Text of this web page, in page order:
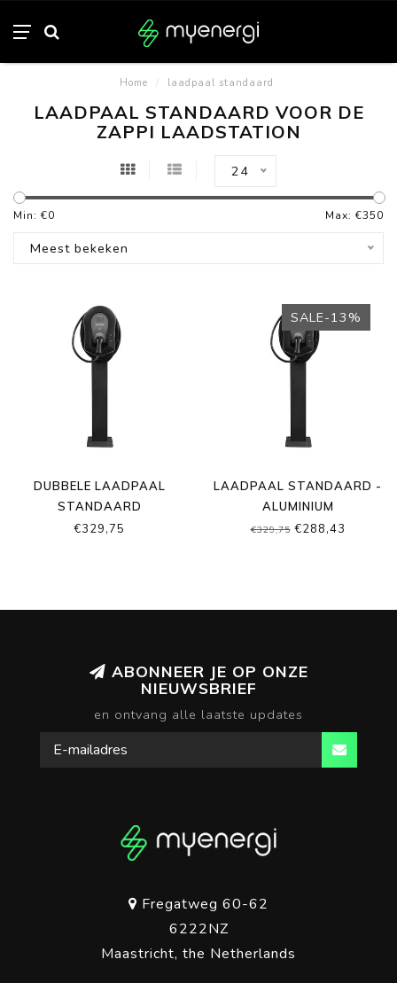
Home / laadpaal standaard
LAADPAAL STANDAARD VOOR DE
ZAPPI LAADSTATION
24
Min: €0 Max: €350
Meest bekeken
DUBBELE LAADPAAL
STANDAARD
€329,75
SALE-13%
LAADPAAL STANDAARD -
ALUMINIUM
€329,75€288,43
ABONNEER JE OP ONZE
NIEUWSBRIEF
en ontvang alle laatste updates
Fregatweg 60-62
6222NZ
Maastricht, the Netherlands